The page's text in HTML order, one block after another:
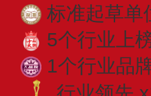
标准起草单
5个行业上
1个行业品